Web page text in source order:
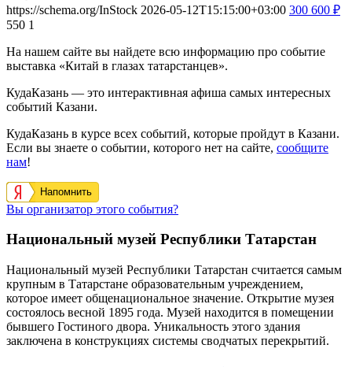
https://schema.org/InStock 2026-05-12T15:15:00+03:00 300 600 ₽
550 1
На нашем сайте вы найдете всю информацию про событие
выставка «Китай в глазах татарстанцев».
КудаКазань — это интерактивная афиша самых интересных
событий Казани.
КудаКазань в курсе всех событий, которые пройдут в Казани.
Если вы знаете о событии, которого нет на сайте, сообщите
нам!
Напомнить
Вы организатор этого события?
Национальный музей Республики Татарстан
Национальный музей Республики Татарстан считается самым
крупным в Татарстане образовательным учреждением,
которое имеет общенациональное значение. Открытие музея
состоялось весной 1895 года. Музей находится в помещении
бывшего Гостиного двора. Уникальность этого здания
заключена в конструкциях системы сводчатых перекрытий.